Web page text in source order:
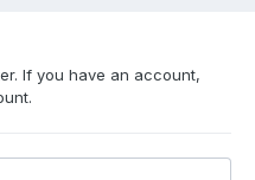
If you have an account,